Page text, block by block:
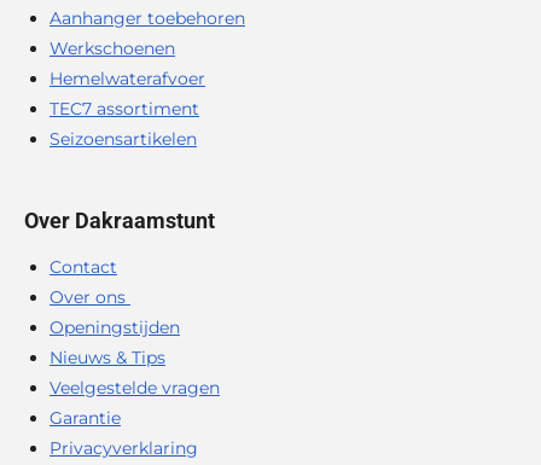
Aanhanger toebehoren
Werkschoenen
Hemelwaterafvoer
TEC7 assortiment
Seizoensartikelen
Over Dakraamstunt
Contact
Over ons
Openingstijden
Nieuws & Tips
Veelgestelde vragen
Garantie
Privacyverklaring